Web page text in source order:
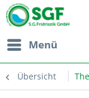
Menü
Übersicht